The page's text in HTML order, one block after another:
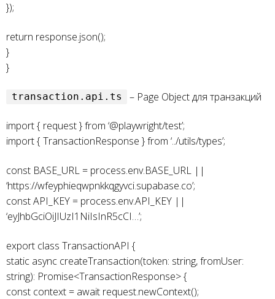
});
return response.json();
}
}
transaction.api.ts – Page Object для транзакций
import { request } from ‘@playwright/test’;
import { TransactionResponse } from ‘../utils/types’;
const BASE_URL = process.env.BASE_URL ||
‘https://wfeyphieqwpnkkqgyvci.supabase.co’;
const API_KEY = process.env.API_KEY ||
‘eyJhbGciOiJIUzI1NiIsInR5cCI…’;
export class TransactionAPI {
static async createTransaction(token: string, fromUser:
string): Promise<TransactionResponse> {
const context = await request.newContext();